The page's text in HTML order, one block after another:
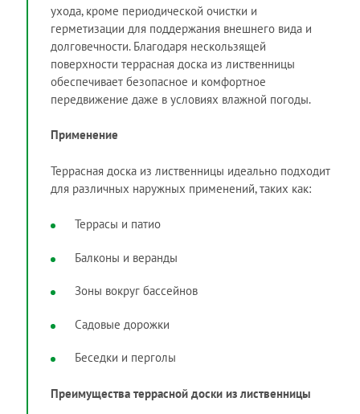
ухода, кроме периодической очистки и
герметизации для поддержания внешнего вида и
долговечности. Благодаря нескользящей
поверхности террасная доска из лиственницы
обеспечивает безопасное и комфортное
передвижение даже в условиях влажной погоды.
Применение
Террасная доска из лиственницы идеально подходит
для различных наружных применений, таких как:
Террасы и патио
Балконы и веранды
Зоны вокруг бассейнов
Садовые дорожки
Беседки и перголы
Преимущества террасной доски из лиственницы